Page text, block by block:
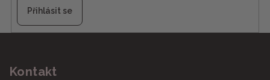
Přihlásit se
Kontakt